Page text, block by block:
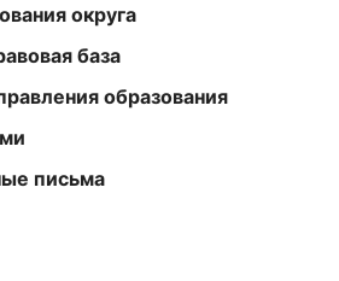
округа
база
образования
письма